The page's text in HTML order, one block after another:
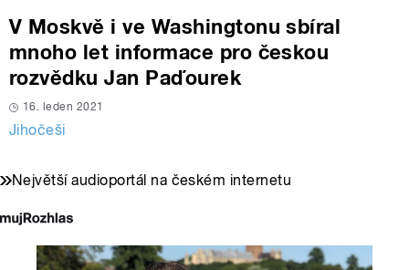
V Moskvě i ve Washingtonu sbíral
mnoho let informace pro českou
rozvědku Jan Paďourek
16. leden 2021
Jihočeši
Největší audioportál na českém internetu